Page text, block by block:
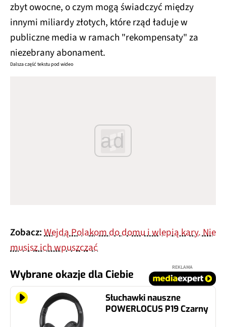
zbyt owocne, o czym mogą świadczyć między
innymi miliardy złotych, które rząd ładuje w
publiczne media w ramach "rekompensaty" za
niezebrany abonament.
Dalsza część tekstu pod wideo
ad
Zobacz:Wejdą Polakom do domu i wlepią kary. Nie
musisz ich wpuszczać
Wybrane okazje dla Ciebie
REKLAMA
Słuchawki nauszne
POWERLOCUS P19 Czarny